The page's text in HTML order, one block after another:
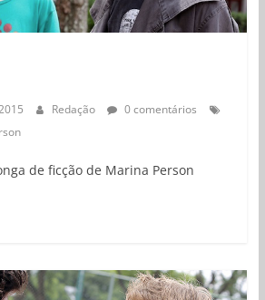
Redação
0 comentários
de ficção de Marina Person